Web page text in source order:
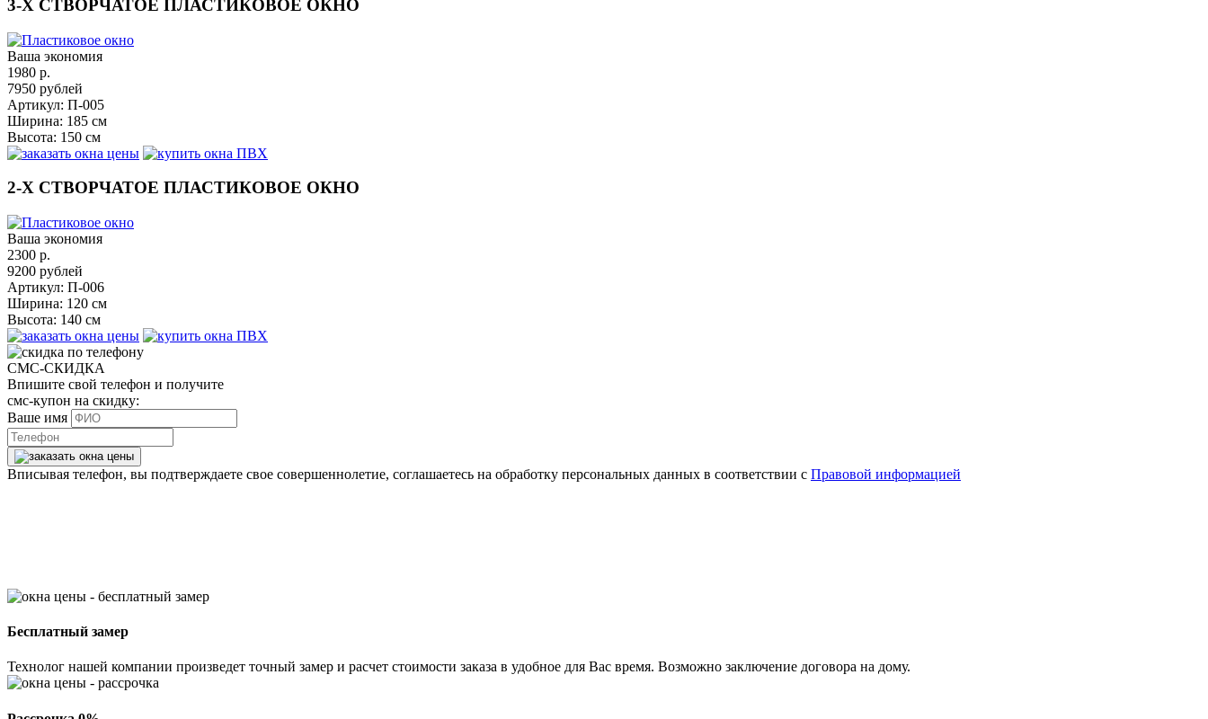
3-Х СТВОРЧАТОЕ ПЛАСТИКОВОЕ ОКНО
Ваша экономия
1980 р.
7950 рублей
Артикул: П-005
Ширина: 185 см
Высота: 150 см
2-Х СТВОРЧАТОЕ ПЛАСТИКОВОЕ ОКНО
Ваша экономия
2300 р.
9200 рублей
Артикул: П-006
Ширина: 120 см
Высота: 140 см
СМС-СКИДКА
Впишите свой телефон и получите
смс-купон на скидку:
Ваше имя
Вписывая телефон, вы подтверждаете свое совершеннолетие, соглашаетесь на обработку персональных данных в соответствии с Правовой информацией
Бесплатный замер
Технолог нашей компании произведет точный замер и расчет стоимости заказа в удобное для Вас время. Возможно заключение договора на дому.